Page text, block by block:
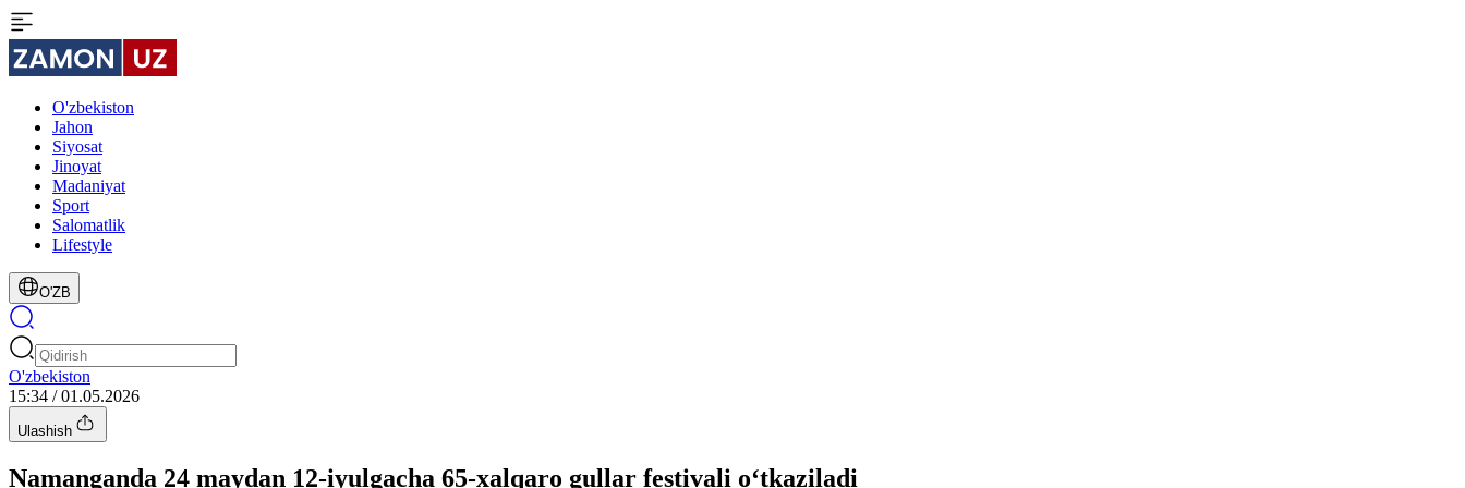
O'zbekiston
Jahon
Siyosat
Jinoyat
Madaniyat
Sport
Salomatlik
Lifestyle
O'ZB
O'zbekiston
15:34 / 01.05.2026
Ulashish
Namanganda 24 maydan 12-iyulgacha 65-xalqaro gullar festivali o‘tkaziladi